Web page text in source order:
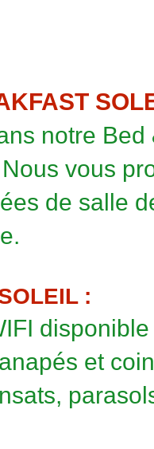
notre
Nous vous
de salle
:
et